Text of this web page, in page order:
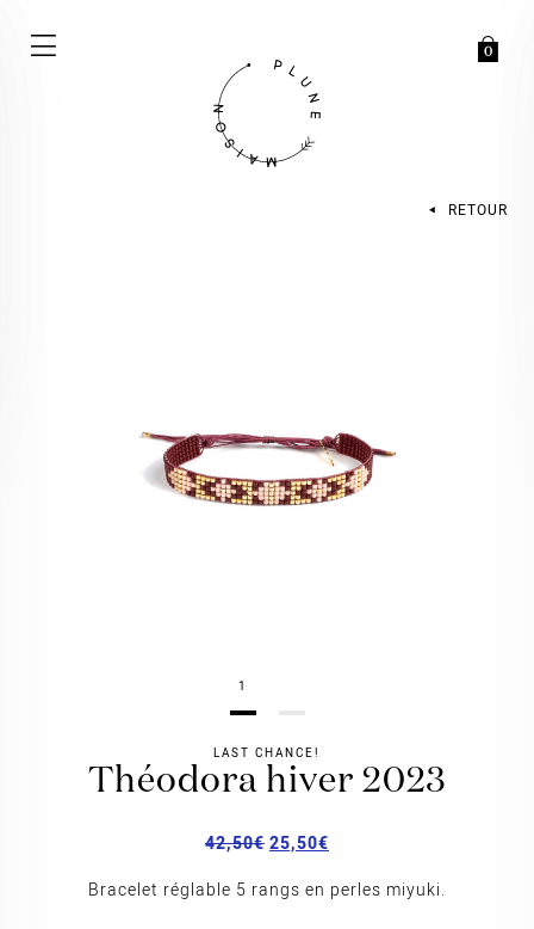
0
RETOUR
1
LAST CHANCE!
théodora hiver 2023
42,50€25,50€
Bracelet réglable 5 rangs en perles miyuki.